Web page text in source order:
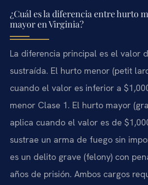
¿Cuál es la diferencia entre hurto
mayor en Virginia?
La diferencia principal es el valor
sustraída. El hurto menor (petit
cuando el valor es inferior a
menor Clase 1. El hurto mayor
aplica cuando el valor es de
sustrae un arma de fuego sin
es un delito grave (felony) con
años de prisión. Ambos cargos